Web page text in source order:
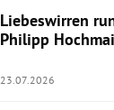
Liebeswirren
Philipp
23.07.2026